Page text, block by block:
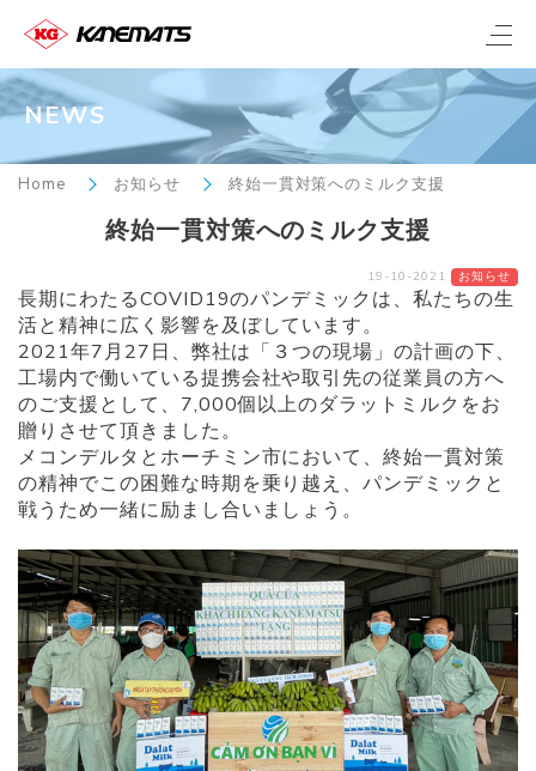
NEWS
Home お知らせ 終始一貫対策へのミルク支援
終始一貫対策へのミルク支援
19-10-2021 お知らせ
長期にわたるCOVID19のパンデミックは、私たちの生
活と精神に広く影響を及ぼしています。
2021年7月27日、弊社は「３つの現場」の計画の下、
工場内で働いている提携会社や取引先の従業員の方へ
のご支援として、7,000個以上のダラットミルクをお
贈りさせて頂きました。
メコンデルタとホーチミン市において、終始一貫対策
の精神でこの困難な時期を乗り越え、パンデミックと
戦うため一緒に励まし合いましょう。